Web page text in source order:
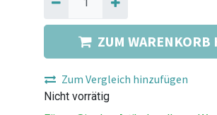
ZUM WARENKORB
Zum Vergleich hinzufügen
Nicht vorrätig